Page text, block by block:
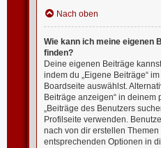
Nach oben
Wie kann ich meine eigenen
finden?
Deine eigenen Beiträge
indem du „Eigene Beiträge“
Boardseite auswählst.
Beiträge anzeigen“ in
„Beiträge des Benutzers
Profilseite verwenden.
nach von dir erstellen
entsprechenden Optionen in